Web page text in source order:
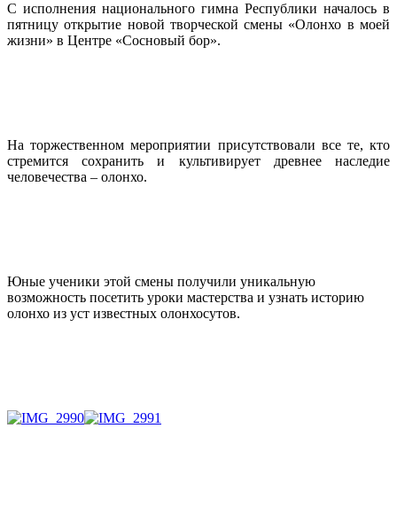
С исполнения национального гимна Республики началось в
пятницу открытие новой творческой смены «Олонхо в моей
жизни» в Центре «Сосновый бор».
На торжественном мероприятии присутствовали все те, кто
стремится сохранить и культивирует древнее наследие
человечества – олонхо.
Юные ученики этой смены получили уникальную
возможность посетить уроки мастерства и узнать историю
олонхо из уст известных олонхосутов.